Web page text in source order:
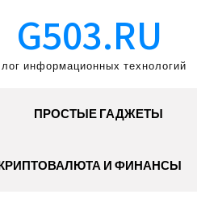
G503.RU
информационных технологий
ПРОСТЫЕ ГАДЖЕТЫ
И ФИНАНСЫ